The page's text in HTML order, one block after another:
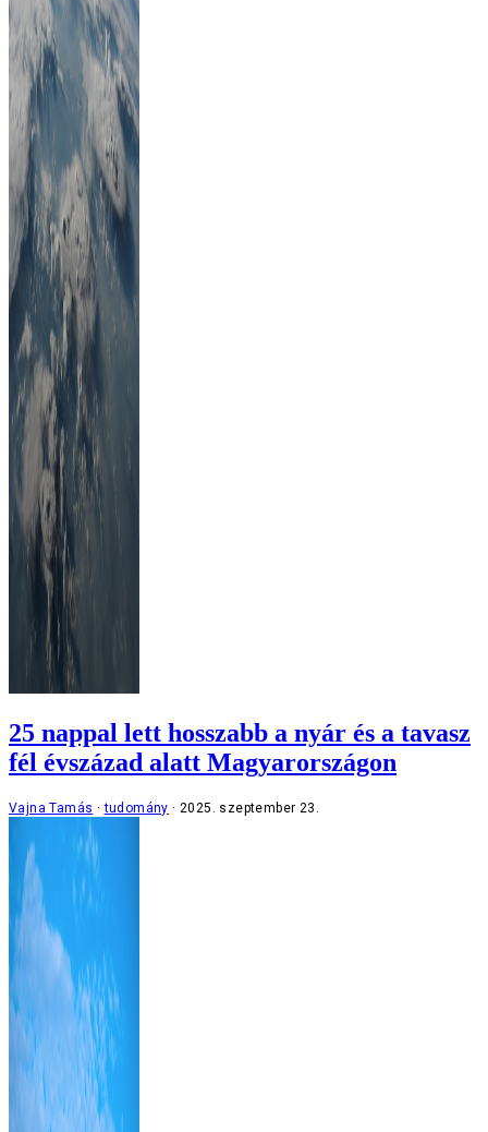
25 nappal lett hosszabb a nyár és a tavasz
fél évszázad alatt Magyarországon
Vajna Tamás tudomány 2025. szeptember 23.